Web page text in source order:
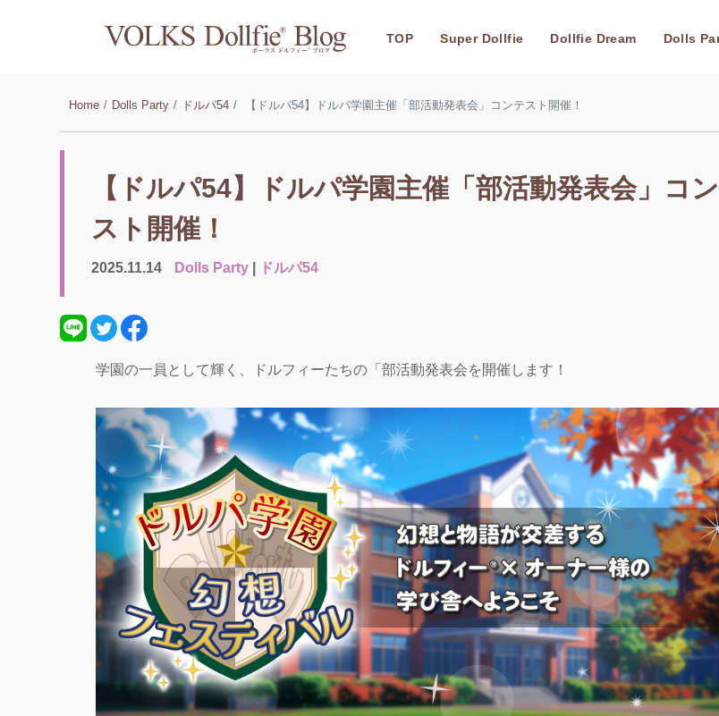
TOP Super Dollfie Dollfie Dream Dolls
Home Dolls Party ドルパ54 【ドルパ54】ドルパ学園主催「部活動発表会」コンテスト開催！
【ドルパ54】ドルパ学園主催「部活動発表会」コ
スト開催！
2025.11.14 Dolls Party ドルパ54
学園の一員として輝く、ドルフィーたちの「部活動発表会を開催します！